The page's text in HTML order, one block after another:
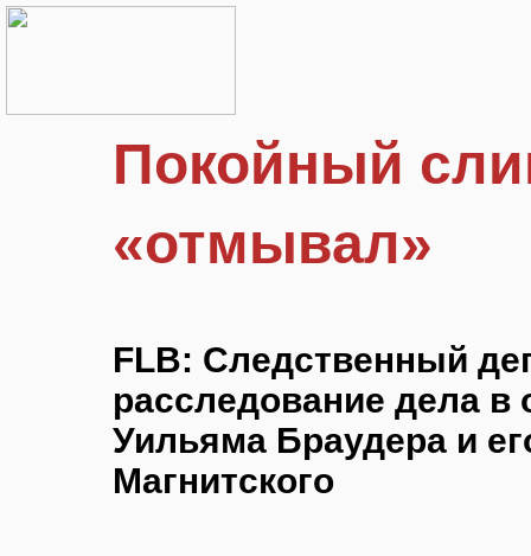
Покойный
«отмывал»
FLB: Следственный
расследование дела
Уильяма Браудера и
Магнитского